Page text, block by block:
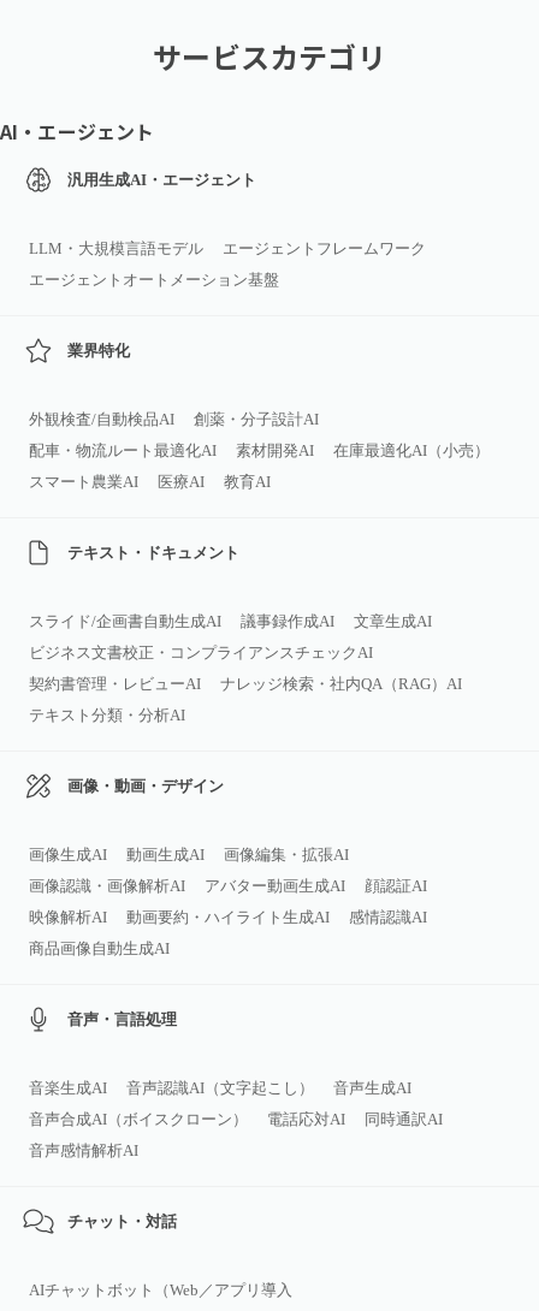
サービスカテゴリ
AI・エージェント
汎用生成AI・エージェント
LLM・大規模言語モデル
エージェントフレームワーク
エージェントオートメーション基盤
業界特化
外観検査/自動検品AI
創薬・分子設計AI
配車・物流ルート最適化AI
素材開発AI
在庫最適化AI（小売）
スマート農業AI
医療AI 教育AI
テキスト・ドキュメント
スライド/企画書自動生成AI 議事録作成AI
文章生成AI
ビジネス文書校正・コンプライアンスチェックAI
契約書管理・レビューAI
ナレッジ検索・社内QA（RAG）AI
テキスト分類・分析AI
画像・動画・デザイン
画像生成AI 動画生成AI
画像編集・拡張AI
画像認識・画像解析AI
アバター動画生成AI
顔認証AI
映像解析AI
動画要約・ハイライト生成AI
感情認識AI
商品画像自動生成AI
音声・言語処理
音楽生成AI 音声認識AI（文字起こし）
音声生成AI
音声合成AI（ボイスクローン）
電話応対AI
同時通訳AI
音声感情解析AI
チャット・対話
AIチャットボット（Web／アプリ導入